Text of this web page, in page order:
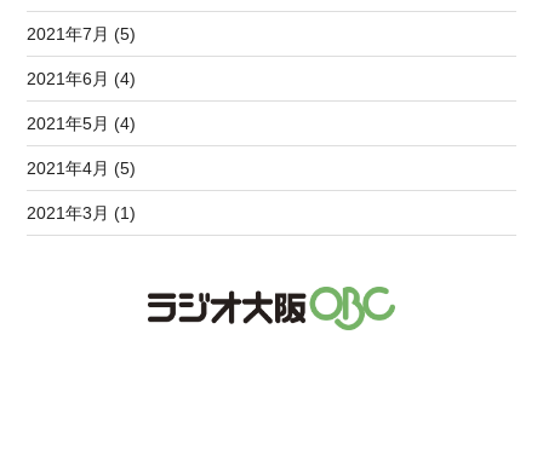
2021年7月 (5)
2021年6月 (4)
2021年5月 (4)
2021年4月 (5)
2021年3月 (1)